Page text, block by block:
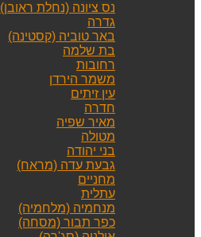
נס ציונה (נחלת ראובן)
גדרה
באר טוביה (קסטינה)
בת שלמה
רחובות
משמר הירדן
עין זיתים
חדרה
מאיר שפיה
מטולה
בני יהודה
גבעת עדה (מראח)
מחניים
עתלית
מנחמיה (מלחמיה)
כפר תבור (מסחה)